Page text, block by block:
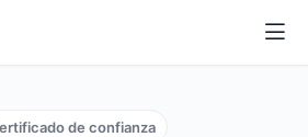
10
de confianza